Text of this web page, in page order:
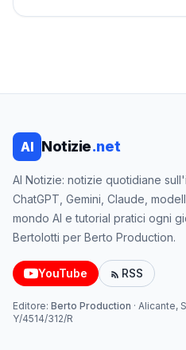
AI Notizie.net
AI Notizie: notizie quotidiane
ChatGPT, Gemini, Claude,
mondo AI e tutorial pratici ogni
Bertolotti per Berto Production.
YouTube RSS
Editore: Berto Production · Alicante,
Y/4514/312/R